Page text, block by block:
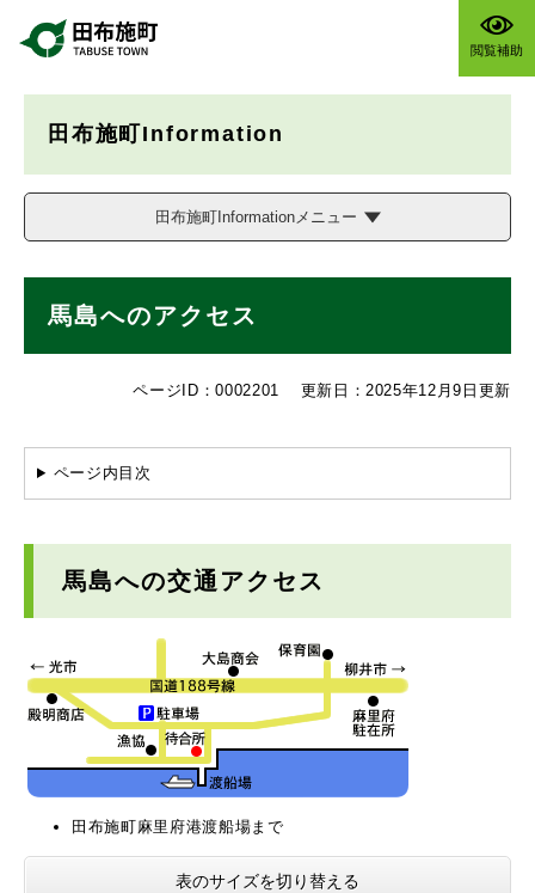
閲覧補助
田布施町Information
田布施町Informationメニュー
馬島へのアクセス
ページID：0002201 更新日：2025年12月9日更新
ページ内目次
馬島への交通アクセス
田布施町麻里府港渡船場まで
表のサイズを切り替える